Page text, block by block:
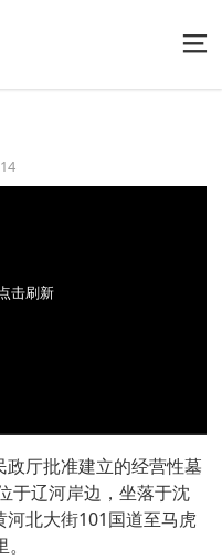
击刷新
结束
厅批准建立的经营性墓
于辽河岸边，坐落于沈
北大街101国道至马虎